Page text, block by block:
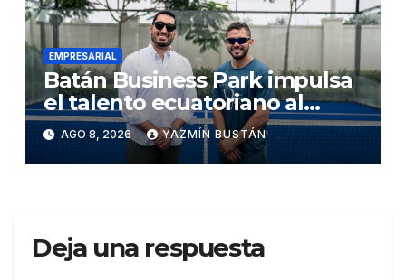
EMPRESARIAL
Batán Business Park impulsa
el talento ecuatoriano al
respaldar a los dos mejores
jugadores de pádel del país
AGO 8, 2026 YAZMÍN BUSTÁN
Deja una respuesta